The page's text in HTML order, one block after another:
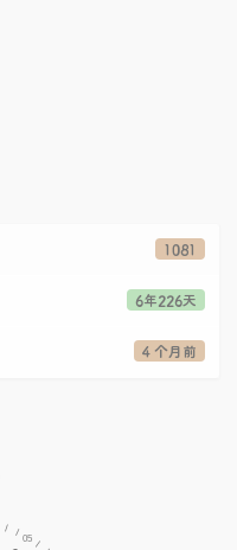
1081
6年226天
4 个月前